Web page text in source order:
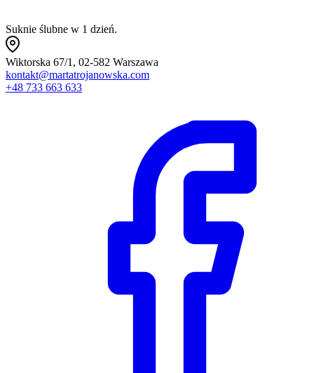
Suknie ślubne w 1 dzień.
Wiktorska 67/1, 02-582 Warszawa
kontakt@martatrojanowska.com
+48 733 663 633